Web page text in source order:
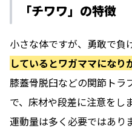
「チワワ」の特徴
小さな体ですが、勇敢で負
しているとワガママになり
膝蓋⾻脱⾅などの関節トラ
で、床材や段差に注意をし
運動量は多く必要ではあり